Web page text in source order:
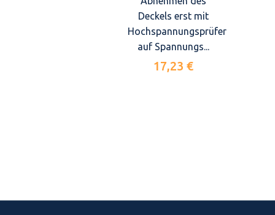
Deckels erst mit
Hochspannungsprüfer
auf Spannungs...
17,23 €